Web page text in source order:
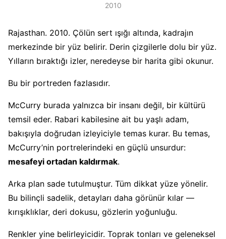
2010
Rajasthan. 2010. Çölün sert ışığı altında, kadrajın
merkezinde bir yüz belirir. Derin çizgilerle dolu bir yüz.
Yılların bıraktığı izler, neredeyse bir harita gibi okunur.
Bu bir portreden fazlasıdır.
McCurry burada yalnızca bir insanı değil, bir kültürü
temsil eder. Rabari kabilesine ait bu yaşlı adam,
bakışıyla doğrudan izleyiciyle temas kurar. Bu temas,
McCurry’nin portrelerindeki en güçlü unsurdur:
mesafeyi ortadan kaldırmak.
Arka plan sade tutulmuştur. Tüm dikkat yüze yönelir.
Bu bilinçli sadelik, detayları daha görünür kılar —
kırışıklıklar, deri dokusu, gözlerin yoğunluğu.
Renkler yine belirleyicidir. Toprak tonları ve geleneksel